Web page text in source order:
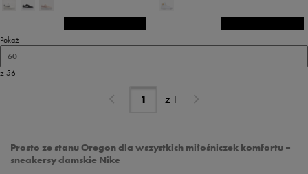
Pokaż
60
z 56
z 1
Prosto ze stanu Oregon dla wszystkich miłośniczek komfortu –
sneakersy damskie Nike